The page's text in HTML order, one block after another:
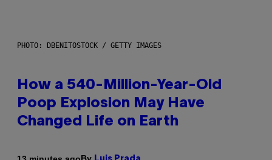
PHOTO: DBENITOSTOCK / GETTY IMAGES
How a 540-Million-Year-Old
Poop Explosion May Have
Changed Life on Earth